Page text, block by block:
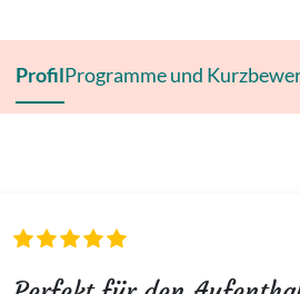
ProfilProgramme und